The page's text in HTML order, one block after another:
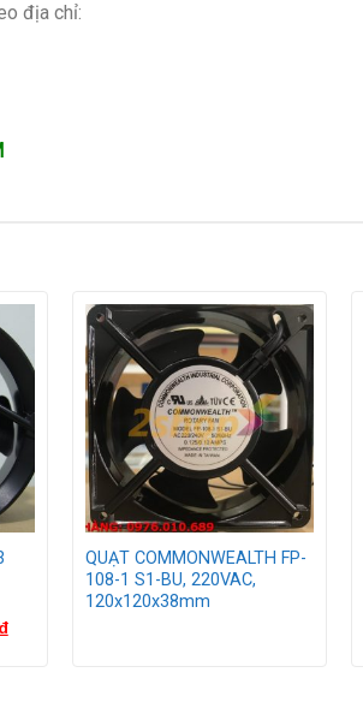
địa chỉ:
₫
QUẠT COMMONWEALTH FP-
108-1 S1-BU, 220VAC,
120x120x38mm